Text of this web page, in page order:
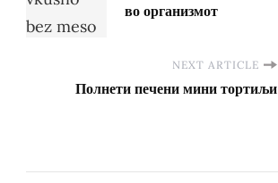
во организмот
NEXT ARTICLE
Полнети печени мини тортиљи